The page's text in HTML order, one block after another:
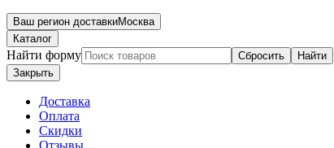
Ваш регион доставкиМосква
Каталог
Найти форму Сбросить
Найти
Закрыть
Доставка
Оплата
Скидки
Отзывы